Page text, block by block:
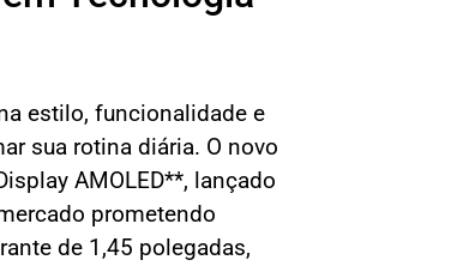
estilo, funcionalidade e
sua rotina diária. O novo
AMOLED**, lançado
prometendo
de 1,45 polegadas,